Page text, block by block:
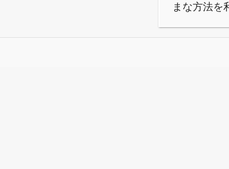
まな方法を